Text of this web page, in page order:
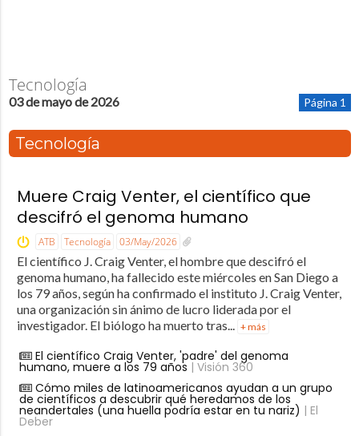
Tecnología
03 de mayo de 2026 Página 1
Tecnología
Muere Craig Venter, el científico que
descifró el genoma humano
ATB Tecnología 03/May/2026
El científico J. Craig Venter, el hombre que descifró el
genoma humano, ha fallecido este miércoles en San Diego a
los 79 años, según ha confirmado el instituto J. Craig Venter,
una organización sin ánimo de lucro liderada por el
investigador. El biólogo ha muerto tras...
+ más
El científico Craig Venter, 'padre' del genoma
humano, muere a los 79 años | Visión 360
Cómo miles de latinoamericanos ayudan a un grupo
de científicos a descubrir qué heredamos de los
neandertales (una huella podría estar en tu nariz) | El
Deber